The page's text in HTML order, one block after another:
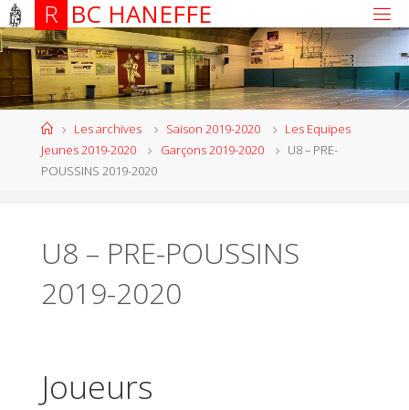
R BC HANEFFE
Les archives Saison 2019-2020
Les Equipes
Jeunes 2019-2020
Garçons 2019-2020
U8 – PRE-
POUSSINS 2019-2020
U8 – PRE-POUSSINS
2019-2020
Joueurs